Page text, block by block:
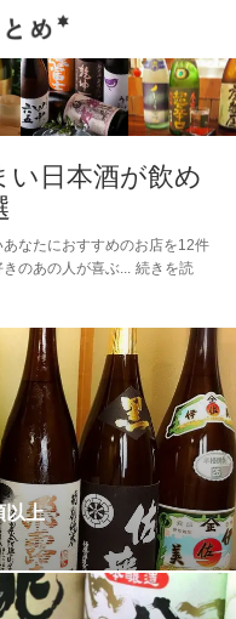
い日本酒が飲め
なたにおすすめのお店を12件
のあの人が喜ぶ
続きを読
以上
たく、定期的に銘柄の入